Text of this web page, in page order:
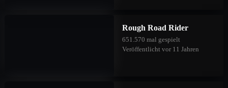
Rough Road Rider
651.570 mal gespielt
Veröffentlicht vor 11 Jahren